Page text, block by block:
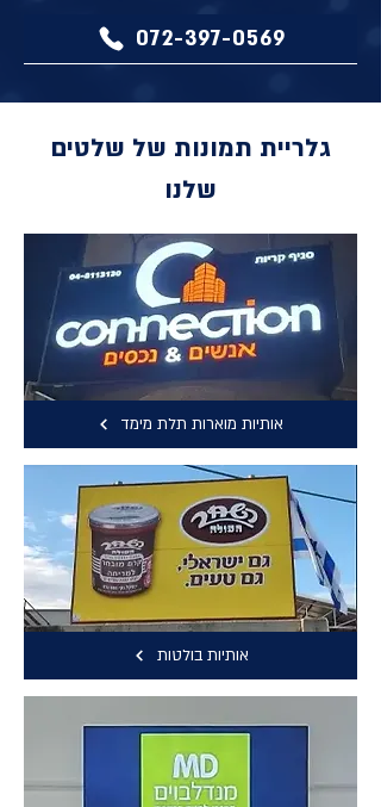
072-397-0569
גלריית תמונות של שלטים
שלנו
אותיות מוארות תלת מימד
אותיות בולטות